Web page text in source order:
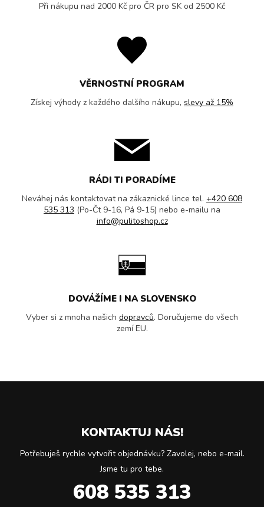
Při nákupu nad 2000 Kč pro ČR pro SK od 2500 Kč
VĚRNOSTNÍ PROGRAM
Získej výhody z každého dalšího nákupu, slevy až 15%
RÁDI TI PORADÍME
Neváhej nás kontaktovat na zákaznické lince tel. +420 608
535 313 (Po-Čt 9-16, Pá 9-15) nebo e-mailu na
info@pulitoshop.cz
DOVÁŽÍME I NA SLOVENSKO
Vyber si z mnoha našich dopravců. Doručujeme do všech
zemí EU.
KONTAKTUJ NÁS!
Potřebuješ rychle vytvořit objednávku? Zavolej, nebo e-mail.
Jsme tu pro tebe.
608 535 313